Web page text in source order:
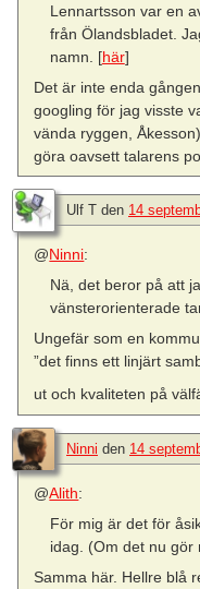
Lennartsson var en
från Ölandsbladet.
namn. [här]
Det är inte enda
googling för jag visste
vända ryggen,
göra oavsett talarens
Ulf T den 14
@Ninni:
Nä, det beror på att
vänsterorienterade
Ungefär som en
”det finns ett linjärt
ut och kvaliteten på
Ninni den 14
@Alith:
För mig är det för
idag. (Om det nu gör
Samma här. Hellre blå